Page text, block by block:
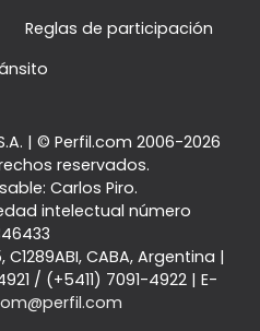
Reglas de participación
| © Perfil.com 2006-2026
reservados.
Carlos Piro.
intelectual número
, C1289ABI, CABA, Argentina |
/ (+5411) 7091-4922| E-